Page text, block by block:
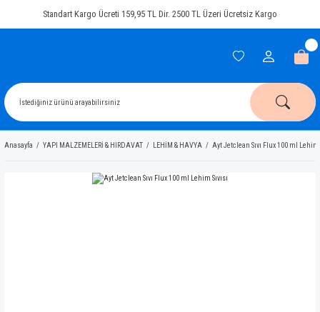
Standart Kargo Ücreti 159,95 TL Dir. 2500 TL Üzeri Ücretsiz Kargo
Anasayfa YAPI MALZEMELERİ & HIRDAVAT LEHİM & HAVYA Ayt Jetclean Sıvı Flux 100 ml Lehim